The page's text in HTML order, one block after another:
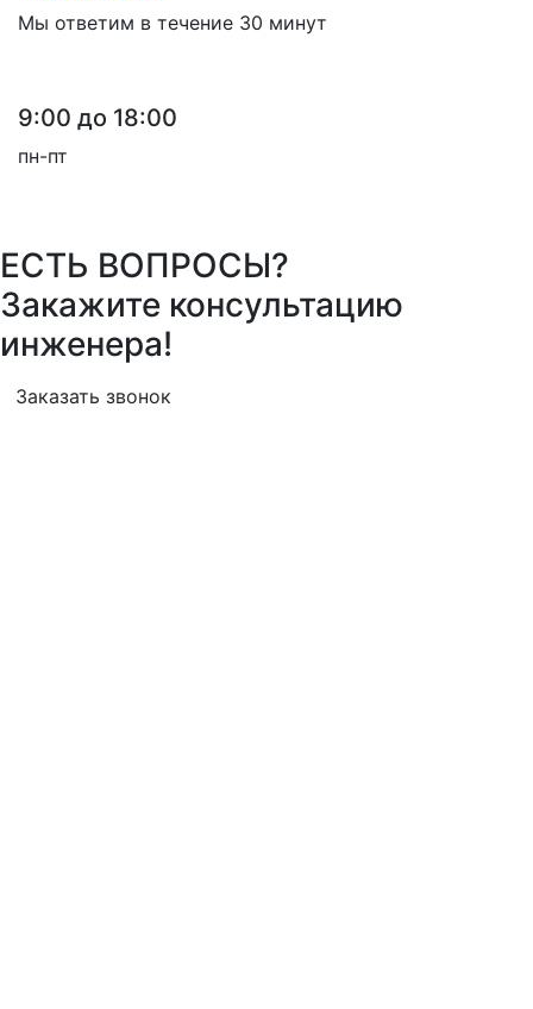
Мы ответим в течение 30 минут
9:00 до 18:00
пн-пт
ЕСТЬ ВОПРОСЫ?
Закажите консультацию
инженера!
Заказать звонок